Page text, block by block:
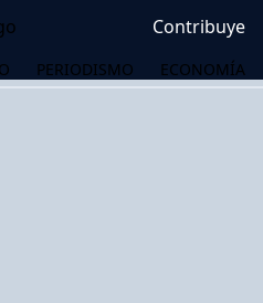
Contribuye
PERIODISMO ECONOMÍA